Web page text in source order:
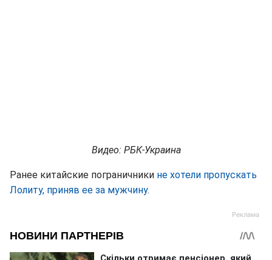
Видео: РБК-Украина
Ранее китайские пограничники не хотели пропускать
Лолиту, приняв ее за мужчину.